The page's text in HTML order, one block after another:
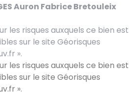
Auron Fabrice Bretouleix
les risques auxquels ce bien est
sur le site Géorisques
».
les risques auxquels ce bien est
sur le site Géorisques
».